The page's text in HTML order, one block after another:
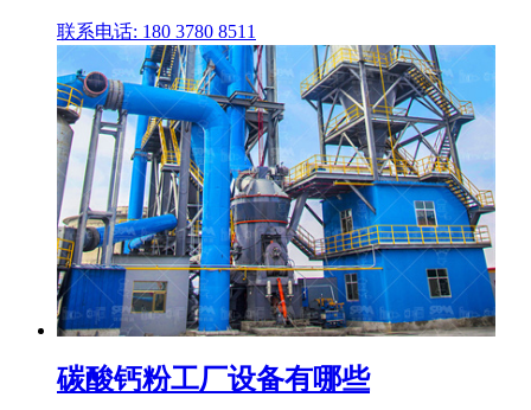
联系电话: 180 3780 8511
碳酸钙粉工厂设备有哪些